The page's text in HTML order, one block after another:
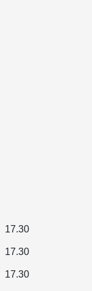
17.30
17.30
17.30